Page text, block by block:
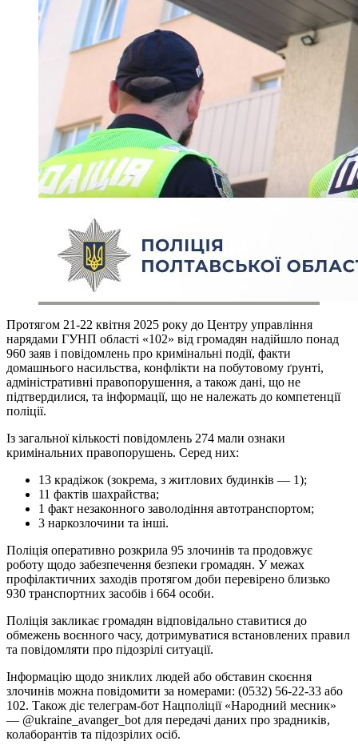
Протягом 21-22 квітня 2025 року до Центру управління
нарядами ГУНП області «102» від громадян надійшло понад
960 заяв і повідомлень про кримінальні події, факти
домашнього насильства, конфлікти на побутовому ґрунті,
адміністративні правопорушення, а також дані, що не
підтвердилися, та інформації, що не належать до компетенції
поліції.
Із загальної кількості повідомлень 274 мали ознаки
кримінальних правопорушень. Серед них:
13 крадіжок (зокрема, з житлових будинків — 1);
11 фактів шахрайства;
1 факт незаконного заволодіння автотранспортом;
3 наркозлочини та інші.
Поліція оперативно розкрила 95 злочинів та продовжує
роботу щодо забезпечення безпеки громадян. У межах
профілактичних заходів протягом доби перевірено близько
930 транспортних засобів і 664 особи.
Поліція закликає громадян відповідально ставитися до
обмежень воєнного часу, дотримуватися встановлених правил
та повідомляти про підозрілі ситуації.
Інформацію щодо зниклих людей або обставин скоєння
злочинів можна повідомити за номерами: (0532) 56-22-33 або
102. Також діє телеграм-бот Нацполіції «Народний месник»
— @ukraine_avanger_bot для передачі даних про зрадників,
колаборантів та підозрілих осіб.